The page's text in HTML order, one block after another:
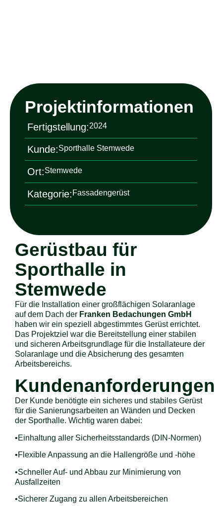
Gerüstbau für
Sporthalle in
Stemwede
Für die Installation einer großflächigen Solaranlage
auf dem Dach der Franken Bedachungen GmbH
haben wir ein speziell abgestimmtes Gerüst errichtet.
Das Projektziel war die Bereitstellung einer stabilen
und sicheren Arbeitsgrundlage für die Installateure der
Solaranlage und die Absicherung des gesamten
Arbeitsbereichs.
Kundenanforderungen
Der Kunde benötigte ein sicheres und stabiles Gerüst
für die Sanierungsarbeiten an Wänden und Decken
der Sporthalle. Wichtig waren dabei:
•Einhaltung aller Sicherheitsstandards (DIN-Normen)
•Flexible Anpassung an die Hallengröße und -höhe
•Schneller Auf- und Abbau zur Minimierung von
Ausfallzeiten
•Sicherer Zugang zu allen Arbeitsbereichen
Projektinformationen
Fertigstellung:2024
Kunde:Sporthalle Stemwede
Ort:Stemwede
Kategorie: Fassadengerüst